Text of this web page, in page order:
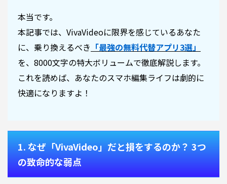
本当です。
本記事では、VivaVideoに限界を感じているあなた
に、乗り換えるべき 「最強の無料代替アプリ3選」
を、8000文字の特大ボリュームで徹底解説します。
これを読めば、あなたのスマホ編集ライフは劇的に
快適になりますよ！
1. なぜ「VivaVideo」だと損をするのか？ 3つ
の致命的な弱点